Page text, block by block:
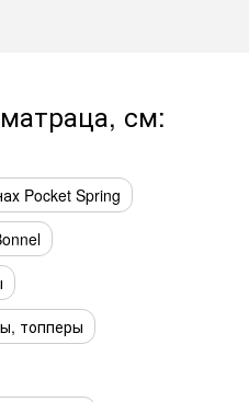
см:
Pocket Spring
топперы